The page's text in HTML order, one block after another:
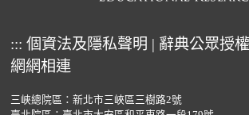
::: 個資法及隱私聲明 | 辭典公眾授
網網相連
三峽總院區：新北市三峽區三樹路2號